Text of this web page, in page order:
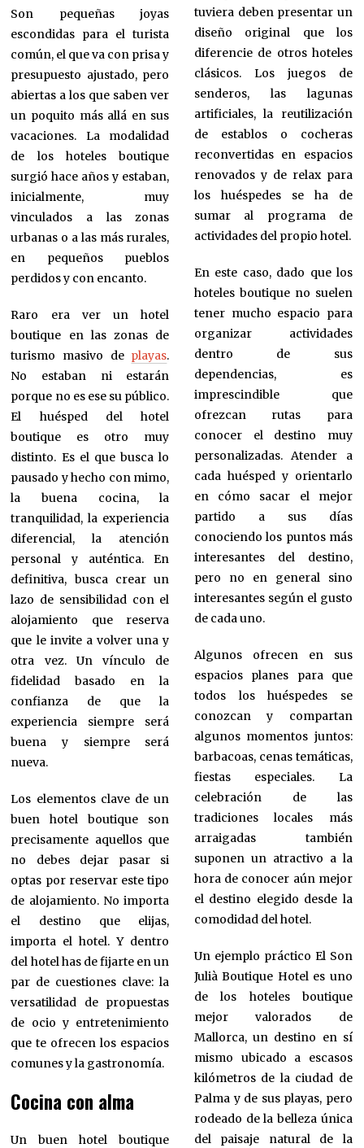
Son pequeñas joyas
escondidas para el turista
común, el que va con prisa y
presupuesto ajustado, pero
abiertas a los que saben ver
un poquito más allá en sus
vacaciones. La modalidad
de los hoteles boutique
surgió hace años y estaban,
inicialmente, muy
vinculados a las zonas
urbanas o a las más rurales,
en pequeños pueblos
perdidos y con encanto.
Raro era ver un hotel
boutique en las zonas de
turismo masivo de playas.
No estaban ni estarán
porque no es ese su público.
El huésped del hotel
boutique es otro muy
distinto. Es el que busca lo
pausado y hecho con mimo,
la buena cocina, la
tranquilidad, la experiencia
diferencial, la atención
personal y auténtica. En
definitiva, busca crear un
lazo de sensibilidad con el
alojamiento que reserva
que le invite a volver una y
otra vez. Un vínculo de
fidelidad basado en la
confianza de que la
experiencia siempre será
buena y siempre será
nueva.
Los elementos clave de un
buen hotel boutique son
precisamente aquellos que
no debes dejar pasar si
optas por reservar este tipo
de alojamiento. No importa
el destino que elijas,
importa el hotel. Y dentro
del hotel has de fijarte en un
par de cuestiones clave: la
versatilidad de propuestas
de ocio y entretenimiento
que te ofrecen los espacios
comunes y la gastronomía.
Cocina con alma
Un buen hotel boutique
tuviera deben presentar un
diseño original que los
diferencie de otros hoteles
clásicos. Los juegos de
senderos, las lagunas
artificiales, la reutilización
de establos o cocheras
reconvertidas en espacios
renovados y de relax para
los huéspedes se ha de
sumar al programa de
actividades del propio hotel.
En este caso, dado que los
hoteles boutique no suelen
tener mucho espacio para
organizar actividades
dentro de sus
dependencias, es
imprescindible que
ofrezcan rutas para
conocer el destino muy
personalizadas. Atender a
cada huésped y orientarlo
en cómo sacar el mejor
partido a sus días
conociendo los puntos más
interesantes del destino,
pero no en general sino
interesantes según el gusto
de cada uno.
Algunos ofrecen en sus
espacios planes para que
todos los huéspedes se
conozcan y compartan
algunos momentos juntos:
barbacoas, cenas temáticas,
fiestas especiales. La
celebración de las
tradiciones locales más
arraigadas también
suponen un atractivo a la
hora de conocer aún mejor
el destino elegido desde la
comodidad del hotel.
Un ejemplo práctico El Son
Julià Boutique Hotel es uno
de los hoteles boutique
mejor valorados de
Mallorca, un destino en sí
mismo ubicado a escasos
kilómetros de la ciudad de
Palma y de sus playas, pero
rodeado de la belleza única
del paisaje natural de la